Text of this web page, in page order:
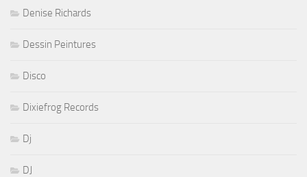
Denise Richards
Dessin Peintures
Disco
Dixiefrog Records
Dj
DJ